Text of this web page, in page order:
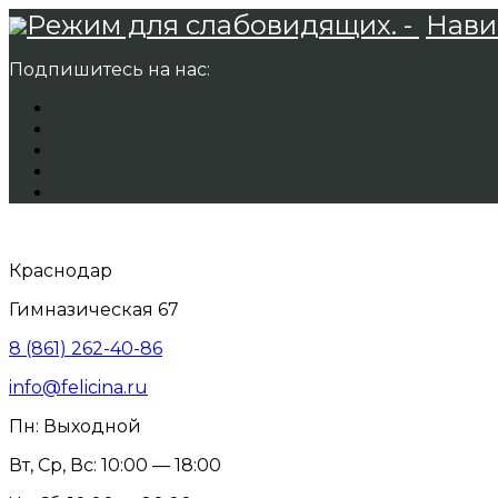
Режим для слабовидящих. -
Подпишитесь на нас:
Краснодар
Гимназическая 67
8 (861) 262-40-86
info@felicina.ru
Пн: Выходной
Вт, Ср, Вс: 10:00 — 18:00